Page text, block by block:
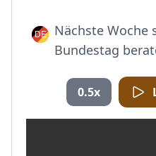
Nächste Woche
Bundestag
0.5x